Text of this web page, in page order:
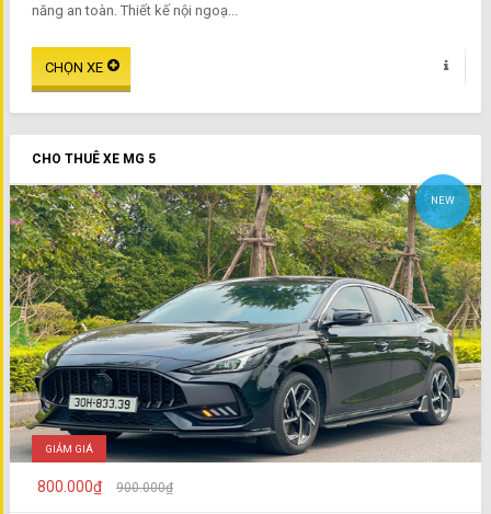
năng an toàn. Thiết kế nội ngoạ...
CHO THUÊ XE MG 5
NEW
GIẢM GIÁ
800.000₫ 900.000₫